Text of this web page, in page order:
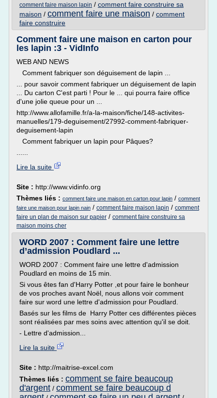
comment faire maison lapin / comment faire construire sa
maison / comment faire une maison / comment
faire construire
Comment faire une maison en carton pour
les lapin :3 - VidInfo
WEB AND NEWS
Comment fabriquer son déguisement de lapin ...
... pour savoir comment fabriquer un déguisement de lapin
... Du carton C'est parti ! Pour le ... qui pourra faire office
d'une jolie queue pour un ...
http://www.allofamille.fr/a-la-maison/fiche/148-activites-
manuelles/179-deguisement/27992-comment-fabriquer-
deguisement-lapin
Comment fabriquer un lapin pour Pâques?
Lire la suite
Site : http://www.vidinfo.org
Thèmes liés : comment faire une maison en carton pour lapin / comment
faire une maison pour lapin nain / comment faire maison lapin / comment
faire un plan de maison sur papier / comment faire construire sa
maison moins cher
WORD 2007 : Comment faire une lettre
d’admission Poudlard ...
WORD 2007 : Comment faire une lettre d'admission
Poudlard en moins de 15 min.
Si vous êtes fan d'Harry Potter ,et pour faire le bonheur
de vos proches avant Noël, nous allons voir comment
faire sur word une lettre d'admission pour Poudlard.
Basés sur les films de Harry Potter ces différentes pièces
sont réalisées par mes soins avec attention qu'il se doit.
- Lettre d'admission...
Lire la suite
Site : http://maitrise-excel.com
Thèmes liés : comment se faire beaucoup
d'argent / comment se faire beaucoup d